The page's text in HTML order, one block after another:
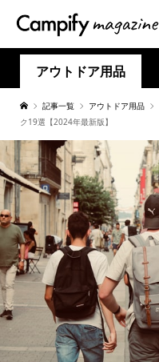
アウトドア用品
記事一覧 アウトドア用品
ク19選【2024年最新版】